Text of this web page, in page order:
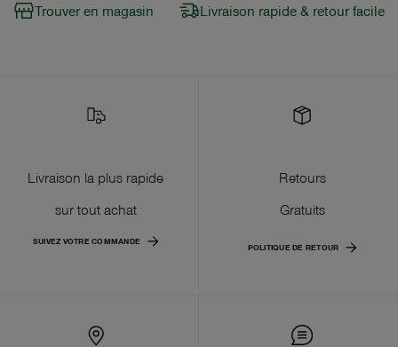
Trouver en magasin Livraison rapide & retour facile
Livraison la plus rapide
sur tout achat
SUIVEZ VOTRE COMMANDE
Retours
Gratuits
POLITIQUE DE RETOUR